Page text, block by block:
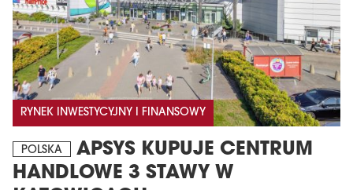
RYNEK INWESTYCYJNY I FINANSOWY
POLSKA
APSYS KUPUJE CENTRUM
HANDLOWE 3 STAWY W